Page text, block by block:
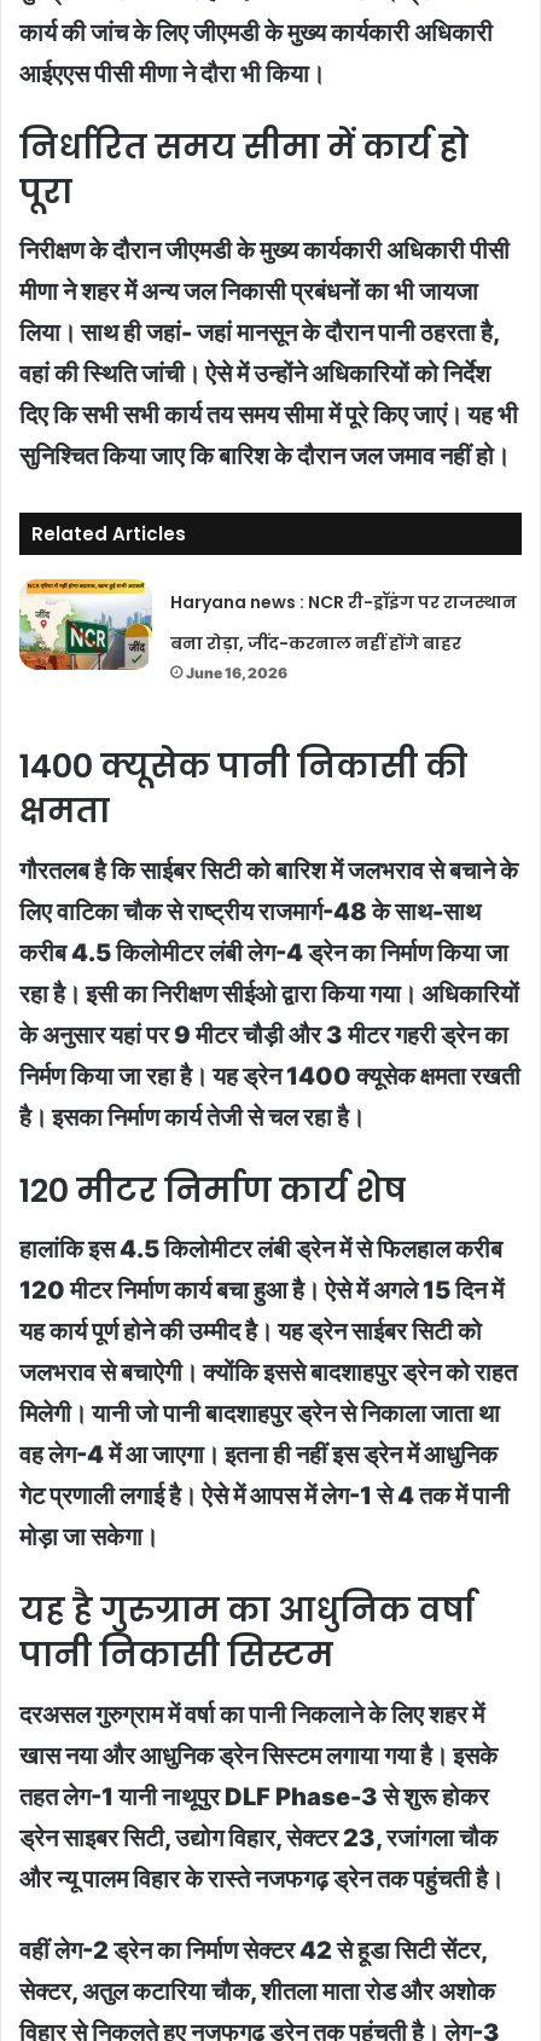
कार्य की जांच के लिए जीएमडी के मुख्य कार्यकारी अधिकारी
आईएएस पीसी मीणा ने दौरा भी किया।
निर्धारित समय सीमा में कार्य हो
पूरा
निरीक्षण के दौरान जीएमडी के मुख्य कार्यकारी अधिकारी पीसी
मीणा ने शहर में अन्य जल निकासी प्रबंधनों का भी जायजा
लिया। साथ ही जहां- जहां मानसून के दौरान पानी ठहरता है,
वहां की स्थिति जांची। ऐसे में उन्होंने अधिकारियों को निर्देश
दिए कि सभी सभी कार्य तय समय सीमा में पूरे किए जाएं। यह भी
सुनिश्चित किया जाए कि बारिश के दौरान जल जमाव नहीं हो।
Related Articles
Haryana news : NCR री-ड्रॉइंग पर राजस्थान
बना रोड़ा, जींद-करनाल नहीं होंगे बाहर
June 16, 2026
1400 क्यूसेक पानी निकासी की
क्षमता
गौरतलब है कि साईबर सिटी को बारिश में जलभराव से बचाने के
लिए वाटिका चौक से राष्ट्रीय राजमार्ग-48 के साथ-साथ
करीब 4.5 किलोमीटर लंबी लेग-4 ड्रेन का निर्माण किया जा
रहा है। इसी का निरीक्षण सीईओ द्वारा किया गया। अधिकारियों
के अनुसार यहां पर 9 मीटर चौड़ी और 3 मीटर गहरी ड्रेन का
निर्मण किया जा रहा है। यह ड्रेन 1400 क्यूसेक क्षमता रखती
है। इसका निर्माण कार्य तेजी से चल रहा है।
120 मीटर निर्माण कार्य शेष
हालांकि इस 4.5 किलोमीटर लंबी ड्रेन में से फिलहाल करीब
120 मीटर निर्माण कार्य बचा हुआ है। ऐसे में अगले 15 दिन में
यह कार्य पूर्ण होने की उम्मीद है। यह ड्रेन साईबर सिटी को
जलभराव से बचाऐगी। क्योंकि इससे बादशाहपुर ड्रेन को राहत
मिलेगी। यानी जो पानी बादशाहपुर ड्रेन से निकाला जाता था
वह लेग-4 में आ जाएगा। इतना ही नहीं इस ड्रेन में आधुनिक
गेट प्रणाली लगाई है। ऐसे में आपस में लेग-1 से 4 तक में पानी
मोड़ा जा सकेगा।
यह है गुरुग्राम का आधुनिक वर्षा
पानी निकासी सिस्टम
दरअसल गुरुग्राम में वर्षा का पानी निकलाने के लिए शहर में
खास नया और आधुनिक ड्रेन सिस्टम लगाया गया है। इसके
तहत लेग-1 यानी नाथूपुर DLF Phase-3 से शुरू होकर
ड्रेन साइबर सिटी, उद्योग विहार, सेक्टर 23, रजांगला चौक
और न्यू पालम विहार के रास्ते नजफगढ़ ड्रेन तक पहुंचती है।
वहीं लेग-2 ड्रेन का निर्माण सेक्टर 42 से हूडा सिटी सेंटर,
सेक्टर, अतुल कटारिया चौक, शीतला माता रोड और अशोक
विहार से निकलते हुए नजफगढ़ ड्रेन तक पहुंचती है। लेग-3